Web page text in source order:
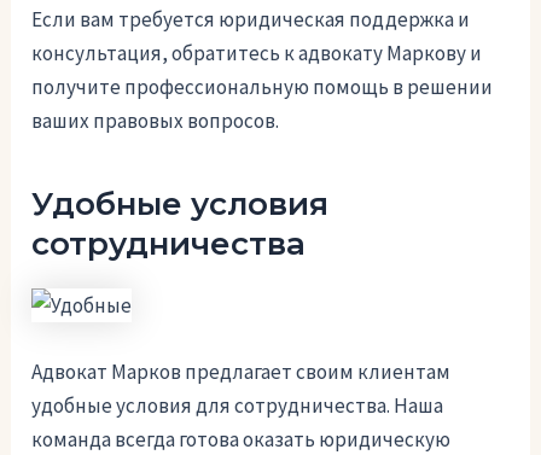
Если вам требуется юридическая поддержка и
консультация, обратитесь к адвокату Маркову и
получите профессиональную помощь в решении
ваших правовых вопросов.
Удобные условия
сотрудничества
Адвокат Марков предлагает своим клиентам
удобные условия для сотрудничества. Наша
команда всегда готова оказать юридическую